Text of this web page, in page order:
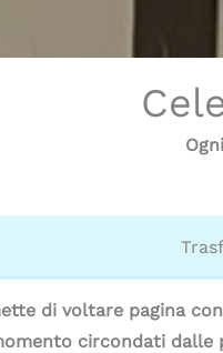
di voltare pagina
circondati dalle